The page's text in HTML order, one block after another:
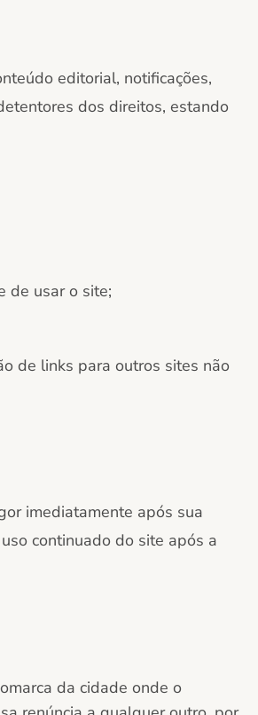
editorial, notificações,
dos direitos, estando
de usar o site;
de links para outros sites não
imediatamente após sua
continuado do site após a
da cidade onde o